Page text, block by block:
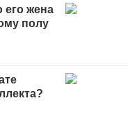
его жена
полу